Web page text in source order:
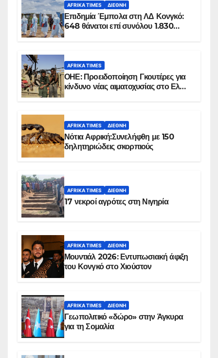
AFRIKA TIMES ΔΙΕΘΝΉ
Επιδημία Έμπολα στη ΛΔ Κονγκό:
648 θάνατοι επί συνόλου 1.830
AFRIKA TIMES
ΟΗΕ: Προειδοποίηση Γκουτέρες για
κίνδυνο νέας αιματοχυσίας στο Ελ
AFRIKA TIMES ΔΙΕΘΝΉ
Νότια Αφρική:Συνελήφθη με 150
δηλητηριώδεις σκορπιούς
AFRIKA TIMES ΔΙΕΘΝΉ
17 νεκροί αγρότες στη Νιγηρία
AFRIKA TIMES ΔΙΕΘΝΉ
Μουντιάλ 2026: Εντυπωσιακή άφιξη
του Κονγκό στο Χιούστον
AFRIKA TIMES ΔΙΕΘΝΉ
Γεωπολιτικό «δώρο» στην Άγκυρα
για τη Σομαλία